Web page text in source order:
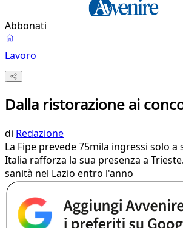
Abbonati
Lavoro
Dalla ristorazione ai
di Redazione
La Fipe prevede 75mila ingressi solo a
Italia rafforza la sua presenza a
sanità nel Lazio entro l'anno